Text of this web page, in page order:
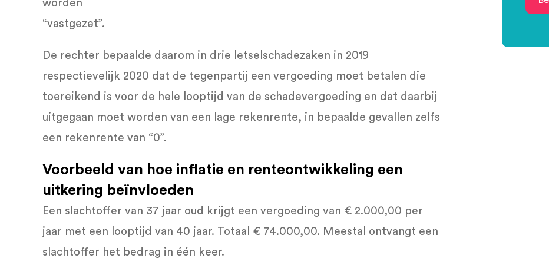
worden
“vastgezet”.
De rechter bepaalde daarom in drie letselschadezaken in 2019
respectievelijk 2020 dat de tegenpartij een vergoeding moet betalen die
toereikend is voor de hele looptijd van de schadevergoeding en dat daarbij
uitgegaan moet worden van een lage rekenrente, in bepaalde gevallen zelfs
een rekenrente van “0”.
Voorbeeld van hoe inflatie en renteontwikkeling een
uitkering beïnvloeden
Een slachtoffer van 37 jaar oud krijgt een vergoeding van € 2.000,00 per
jaar met een looptijd van 40 jaar. Totaal € 74.000,00. Meestal ontvangt een
slachtoffer het bedrag in één keer.